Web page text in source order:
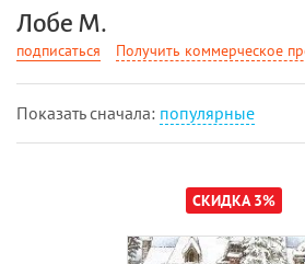
Лобе М.
подписаться Получить коммерческое
Показать cначала: популярные
СКИДКА 3%